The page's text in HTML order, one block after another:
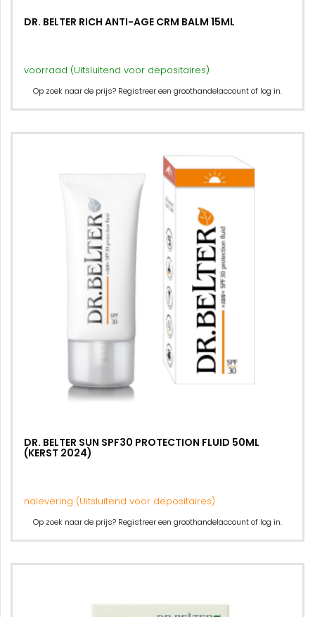
DR. BELTER RICH ANTI-AGE CRM BALM 15ML
voorraad (Uitsluitend voor depositaires)
Op zoek naar de prijs? Registreer een groothandelaccount of log in.
DR. BELTER SUN SPF30 PROTECTION FLUID 50ML
(KERST 2024)
nalevering (Uitsluitend voor depositaires)
Op zoek naar de prijs? Registreer een groothandelaccount of log in.